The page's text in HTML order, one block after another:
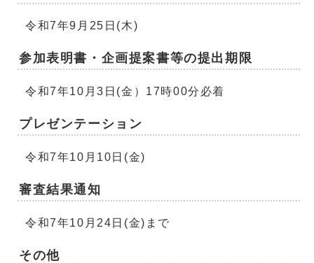
令和7年9月25日(木)
参加表明書・企画提案書等の提出期限
令和7年10月3日(金）17時00分必着
プレゼンテーション
令和7年10月10日(金)
審査結果通知
令和7年10月24日(金)まで
その他